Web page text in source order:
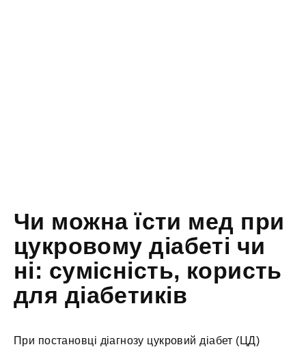
Чи можна їсти мед при
цукровому діабеті чи
ні: сумісність, користь
для діабетиків
При постановці діагнозу цукровий діабет (ЦД)